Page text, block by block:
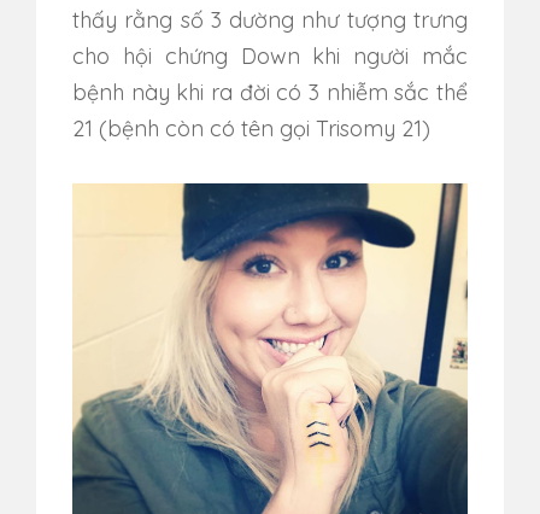
thấy rằng số 3 dường như tượng trưng
cho hội chứng Down khi người mắc
bệnh này khi ra đời có 3 nhiễm sắc thể
21 (bệnh còn có tên gọi Trisomy 21)